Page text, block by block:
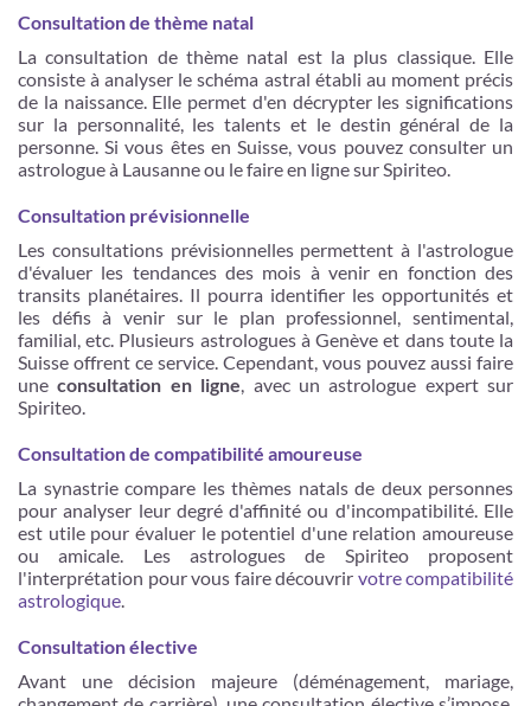
Consultation de thème natal
La consultation de thème natal est la plus classique. Elle
consiste à analyser le schéma astral établi au moment précis
de la naissance. Elle permet d'en décrypter les significations
sur la personnalité, les talents et le destin général de la
personne. Si vous êtes en Suisse, vous pouvez consulter un
astrologue à Lausanne ou le faire en ligne sur Spiriteo.
Consultation prévisionnelle
Les consultations prévisionnelles permettent à l'astrologue
d'évaluer les tendances des mois à venir en fonction des
transits planétaires. Il pourra identifier les opportunités et
les défis à venir sur le plan professionnel, sentimental,
familial, etc. Plusieurs astrologues à Genève et dans toute la
Suisse offrent ce service. Cependant, vous pouvez aussi faire
uneconsultation en ligne , avec un astrologue expert sur
Spiriteo.
Consultation de compatibilité amoureuse
La synastrie compare les thèmes natals de deux personnes
pour analyser leur degré d'affinité ou d'incompatibilité. Elle
est utile pour évaluer le potentiel d'une relation amoureuse
ou amicale. Les astrologues de Spiriteo proposent
l'interprétation pour vous faire découvrir votre compatibilité
astrologique
Consultation élective
Avant une décision majeure (déménagement, mariage,